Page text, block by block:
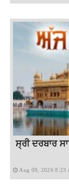
ਸ੍ਰੀ ਦਰਬਾਰ
Aug 09, 2026 8:23